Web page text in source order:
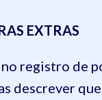
EXTRAS
no registro de
descrever